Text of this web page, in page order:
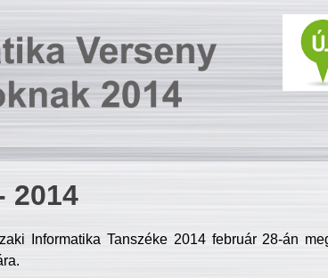
2014
Informatika Tanszéke 2014 február 28-án